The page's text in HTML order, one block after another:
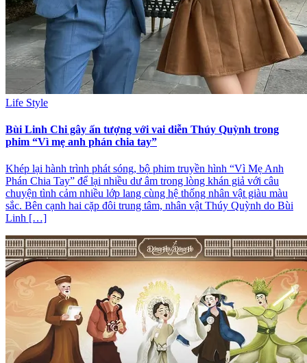
Life Style
Bùi Linh Chi gây ấn tượng với vai diễn Thúy Quỳnh trong
phim “Vì mẹ anh phán chia tay”
Khép lại hành trình phát sóng, bộ phim truyền hình “Vì Mẹ Anh
Phán Chia Tay” để lại nhiều dư âm trong lòng khán giả với câu
chuyện tình cảm nhiều lớp lang cùng hệ thống nhân vật giàu màu
sắc. Bên cạnh hai cặp đôi trung tâm, nhân vật Thúy Quỳnh do Bùi
Linh […]